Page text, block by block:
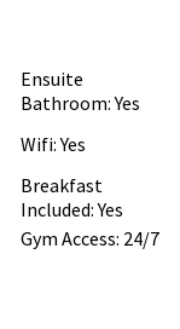
Ensuite
Bathroom: Yes
Wifi: Yes
Breakfast
Included: Yes
Gym Access: 24/7